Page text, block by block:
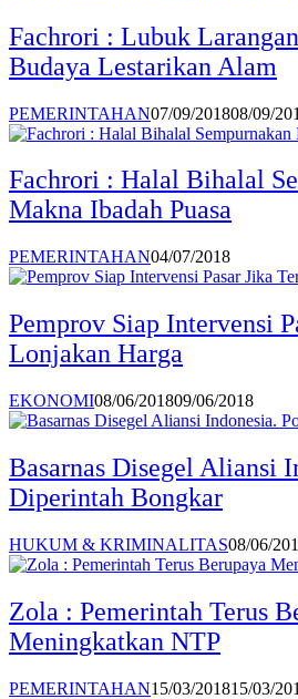
Fachrori : Lubuk
Budaya Lestarikan Alam
PEMERINTAHAN07/09/201808/09/
Fachrori : Halal Bihalal
Makna Ibadah Puasa
PEMERINTAHAN04/07/2018
Pemprov Siap Intervensi
Lonjakan Harga
EKONOMI08/06/201809/06/2018
Basarnas Disegel Aliansi
Diperintah Bongkar
HUKUM & KRIMINALITAS08/06/
Zola : Pemerintah Terus
Meningkatkan NTP
PEMERINTAHAN15/03/201815/03/